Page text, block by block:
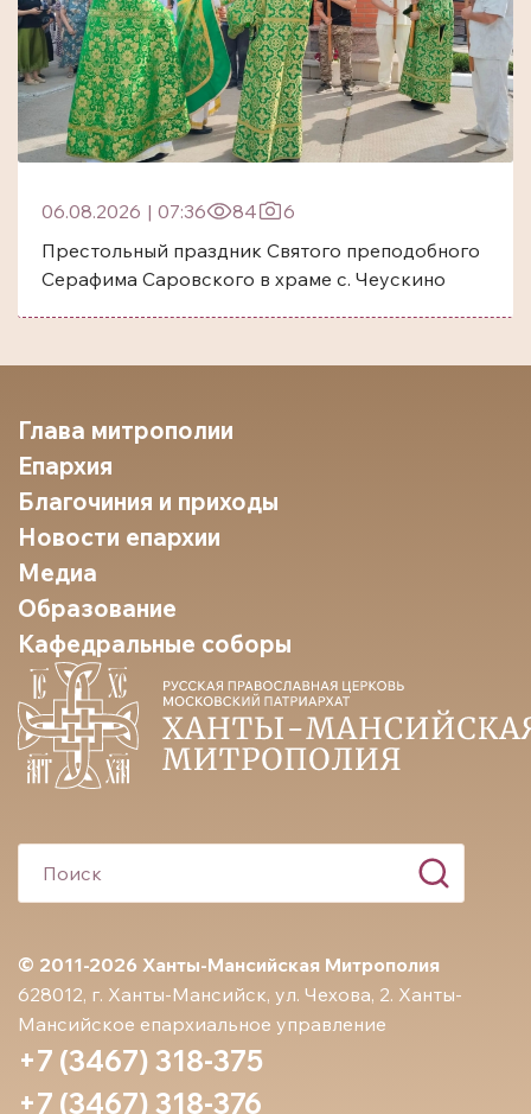
06.08.2026 | 07:36 84
6
Престольный праздник Святого преподобного
Серафима Саровского в храме с. Чеускино
© 2011-2026 Ханты-Мансийская Митрополия
628012, г. Ханты-Мансийск, ул. Чехова, 2. Ханты-
Мансийское епархиальное управление
+7 (3467) 318-375
+7 (3467) 318-376
Глава митрополии
Епархия
Благочиния и приходы
Новости епархии
Медиа
Образование
Кафедральные соборы